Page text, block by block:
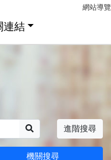
網站導覽
連結
進階搜尋
機關搜尋